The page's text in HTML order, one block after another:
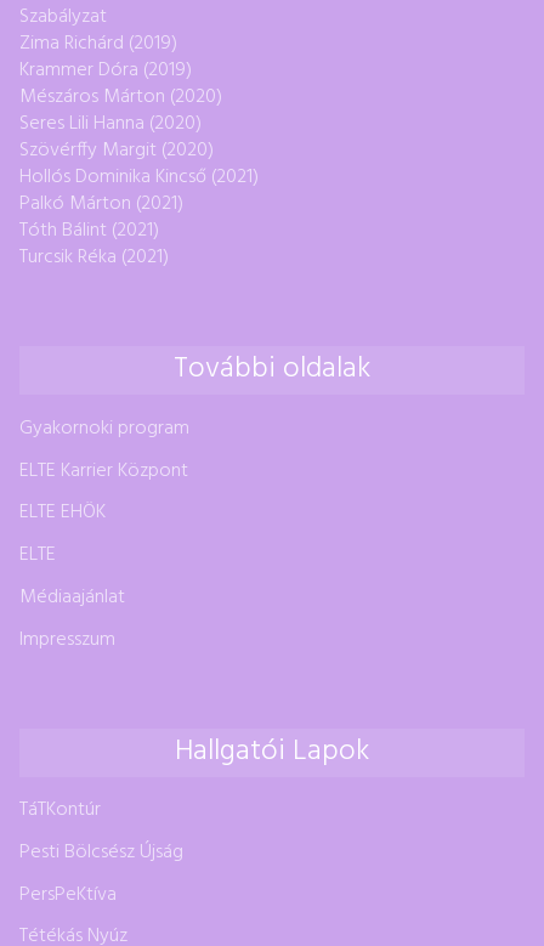
Szabályzat
Zima Richárd (2019)
Krammer Dóra (2019)
Mészáros Márton (2020)
Seres Lili Hanna (2020)
Szövérffy Margit (2020)
Hollós Dominika Kincső (2021)
Palkó Márton (2021)
Tóth Bálint (2021)
Turcsik Réka (2021)
További oldalak
Gyakornoki program
ELTE Karrier Központ
ELTE EHÖK
ELTE
Médiaajánlat
Impresszum
Hallgatói Lapok
TáTKontúr
Pesti Bölcsész Újság
PersPeKtíva
Tétékás Nyúz